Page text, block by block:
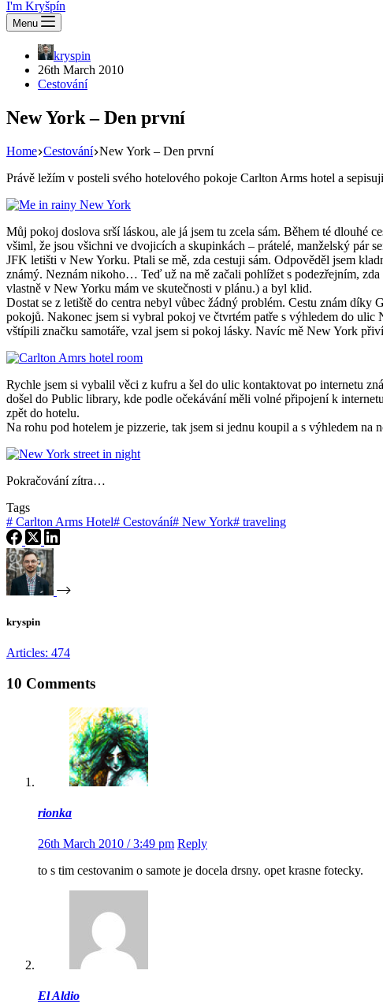
I'm Kryšpín
Menu
kryspin
26th March 2010
Cestování
New York – Den první
Home Cestování New York – Den první
Právě ležím v posteli svého hotelového pokoje Carlton Arms hotel a
Můj pokoj doslova srší láskou, ale já jsem tu zcela sám. Během té dlouhé
všiml, že jsou všichni ve dvojicích a skupinkách – prátelé, manželský pár
JFK letišti v New Yorku. Ptali se mě, zda cestuji sám. Odpověděl jsem
známý. Neznám nikoho… Teď už na mě začali pohlížet s podezřejním,
vlastně v New Yorku mám ve skutečnosti v plánu.) a byl klid.
Dostat se z letiště do centra nebyl vůbec žádný problém. Cestu znám díky
pokojů. Nakonec jsem si vybral pokoj ve čtvrtém patře s výhledem do
vštípili značku samotáře, vzal jsem si pokoj lásky. Navíc mě New York
Rychle jsem si vybalil věci z kufru a šel do ulic kontaktovat po internetu
došel do Public library, kde podle očekávání měli volné připojení k
zpět do hotelu.
Na rohu pod hotelem je pizzerie, tak jsem si jednu koupil a s výhledem
Pokračování zítra…
Tags
# Carlton Arms Hotel# Cestování# New York# traveling
kryspin
Articles: 474
10 Comments
rionka
26th March 2010 / 3:49 pm Reply
to s tim cestovanim o samote je docela drsny. opet krasne fotecky.
El Aldio